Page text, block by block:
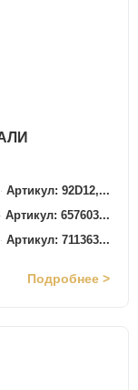
Артикул: 92D12,...
Артикул: 657603...
Артикул: 711363...
Подробнее >